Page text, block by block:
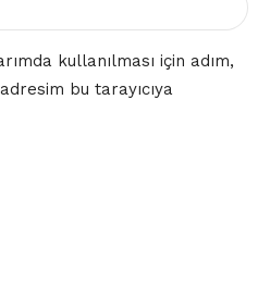
kullanılması için adım,
bu tarayıcıya